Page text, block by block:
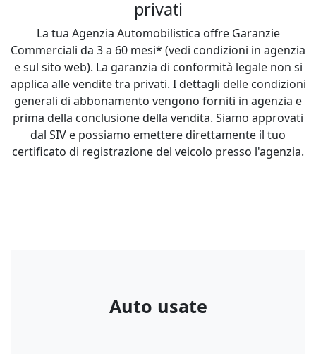
privati
La tua Agenzia Automobilistica offre Garanzie
Commerciali da 3 a 60 mesi* (vedi condizioni in agenzia
e sul sito web). La garanzia di conformità legale non si
applica alle vendite tra privati. I dettagli delle condizioni
generali di abbonamento vengono forniti in agenzia e
prima della conclusione della vendita. Siamo approvati
dal SIV e possiamo emettere direttamente il tuo
certificato di registrazione del veicolo presso l'agenzia.
Auto usate